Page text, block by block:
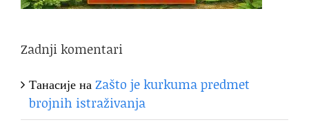
Zadnji komentari
ТанасијенаZašto je kurkuma predmet
brojnih istraživanja